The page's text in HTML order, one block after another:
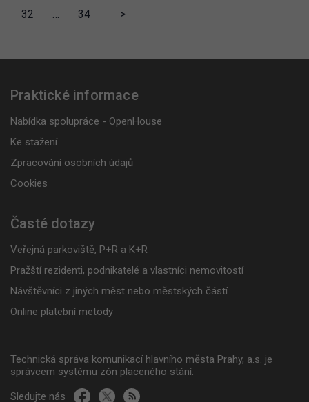
32 … 34 >
Praktické informace
Nabídka spolupráce - OpenHouse
Ke stažení
Zpracování osobních údajů
Cookies
Časté dotazy
Veřejná parkoviště, P+R a K+R
Pražští rezidenti, podnikatelé a vlastníci nemovitostí
Návštěvníci z jiných měst nebo městských částí
Online platební metody
Technická správa komunikací hlavního města Prahy, a.s. je
správcem systému zón placeného stání.
Sledujte nás